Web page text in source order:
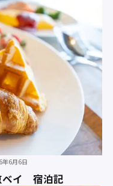
年6月6日
ベイ 宿泊記